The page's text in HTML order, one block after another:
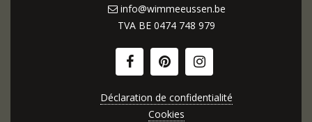
info@wimmeeussen.be
TVA BE 0474 748 979
Déclaration de confidentialité
Cookies